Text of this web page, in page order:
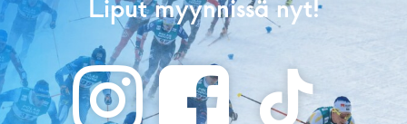
Liput myynnissä nyt!